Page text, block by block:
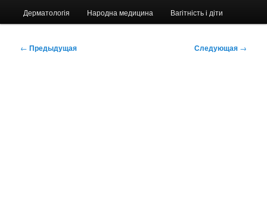
Дерматологія Народна медицина Вагітність і діти
Навигация
← Предыдущая Следующая →